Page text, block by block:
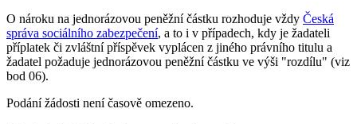
O nároku na jednorázovou peněžní částku rozhoduje vždy Česká
správa sociálního zabezpečení, a to i v případech, kdy je žadateli
příplatek či zvláštní příspěvek vyplácen z jiného právního titulu a
žadatel požaduje jednorázovou peněžní částku ve výši "rozdílu" (viz
bod 06).
Podání žádosti není časově omezeno.